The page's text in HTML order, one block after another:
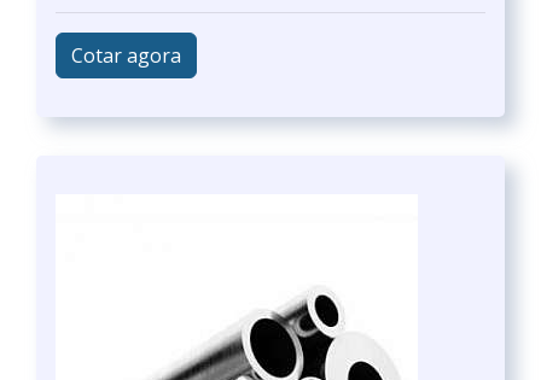
Cotar agora